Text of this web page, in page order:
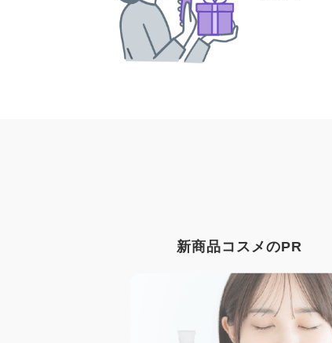
新商品コスメのPR